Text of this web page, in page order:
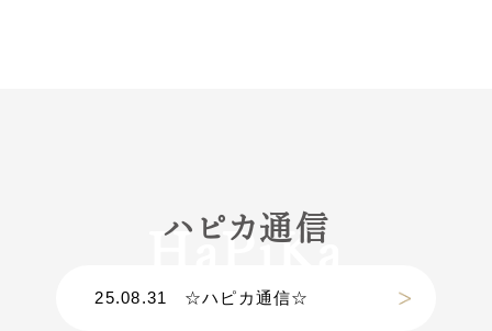
ハピカ通信
25.08.31 ☆ハピカ通信☆